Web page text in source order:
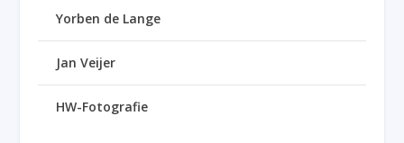
Yorben de Lange
Jan Veijer
HW-Fotografie